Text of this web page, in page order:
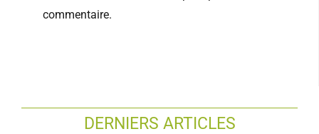
commentaire.
DERNIERS ARTICLES